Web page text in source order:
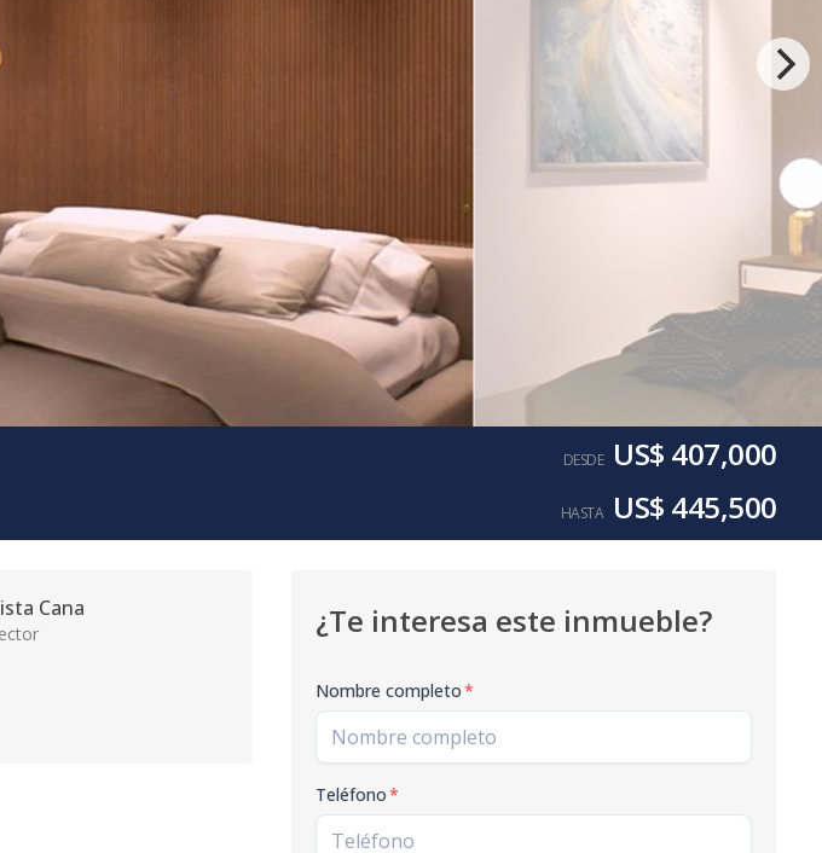
DESDE US$ 407,000
HASTA US$ 445,500
Cana ¿Te interesa este inmueble?
Nombre completo*
Teléfono*